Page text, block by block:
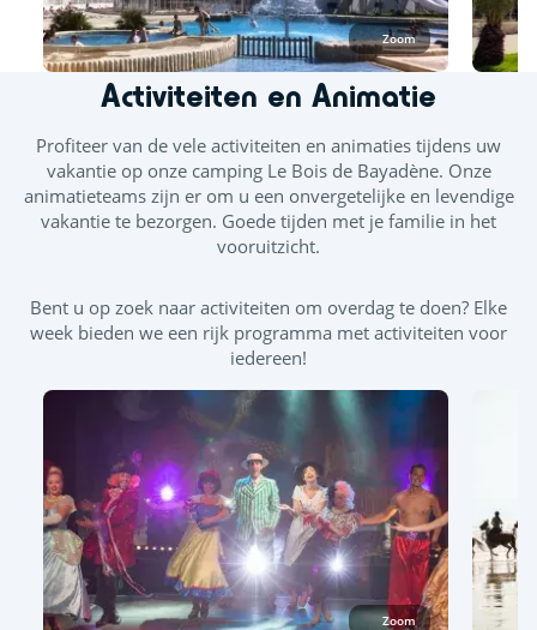
Zoom
Activiteiten en Animatie
Profiteer van de vele activiteiten en animaties tijdens uw
vakantie op onze camping Le Bois de Bayadène. Onze
animatieteams zijn er om u een onvergetelijke en levendige
vakantie te bezorgen. Goede tijden met je familie in het
vooruitzicht.
Bent u op zoek naar activiteiten om overdag te doen? Elke
week bieden we een rijk programma met activiteiten voor
iedereen!
Zoom